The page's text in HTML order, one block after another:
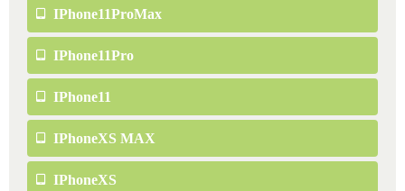
IPhone11ProMax
IPhone11Pro
IPhone11
IPhoneXS MAX
IPhoneXS